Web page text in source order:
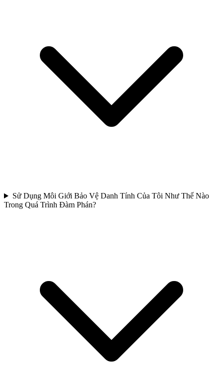
Sử Dụng Môi Giới Bảo Vệ Danh Tính Của Tôi Như Thế Nào
Trong Quá Trình Đàm Phán?